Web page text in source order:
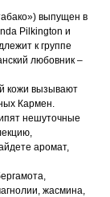
выпущен в
Pilkington и
к группе
любовник –
кожи вызывают
Кармен.
нешуточные
аромат,
жасмина,